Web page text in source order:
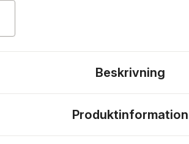
Beskrivning
Produktinformation